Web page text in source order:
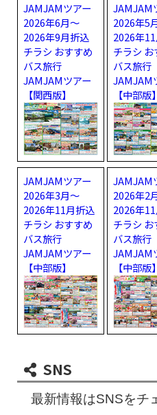
JAMJAMツアー
2026年6月～
2026年9月折込
チラシ おすすめ
バス旅行
JAMJAMツアー
【関西版】
JAMJAM
2026年5
2026年
チラシ お
バス旅行
JAMJAM
【中部版】
JAMJAMツアー
2026年3月～
2026年11月折込
チラシ おすすめ
バス旅行
JAMJAMツアー
【中部版】
JAMJAM
2026年2
2026年
チラシ お
バス旅行
JAMJAM
【中部版】
SNS
最新情報はSNSをチ